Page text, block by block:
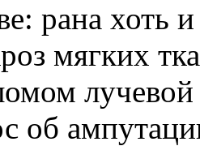
рана хоть
мягких
об